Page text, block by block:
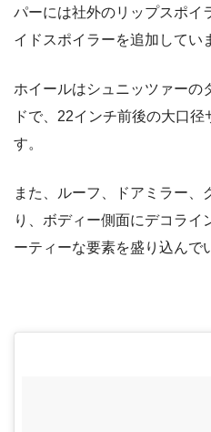
パーには社外のリップスポイ
イドスポイラーを追加してい
ホイールはシュニッツァーの
ドで、22インチ前後の大口
す。
また、ルーフ、ドアミラー、
り、ボディー側面にデコライ
ーティーな要素を盛り込んで